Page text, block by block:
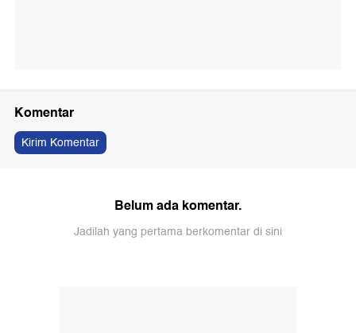
Komentar
Kirim Komentar
Belum ada komentar.
Jadilah yang pertama berkomentar di sini